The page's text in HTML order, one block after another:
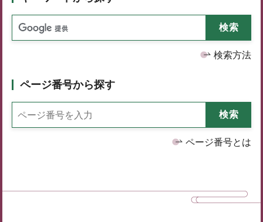
検索方法
ページ番号から探す
ページ番号とは